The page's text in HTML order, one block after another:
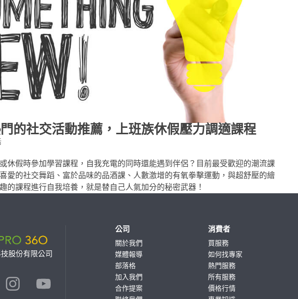
的社交活動推薦，上班族休假壓力調適課程
休假時參加學習課程，自我充電的同時還能遇到伴侶？目前最受歡迎的潮流課
愛的社交舞蹈、富於品味的品酒課、人數激增的有氧拳擊運動，與超舒壓的繪
的課程進行自我培養，就是替自己人氣加分的秘密武器！
股份有限公司
公司
關於我們
媒體報導
部落格
加入我們
合作提案
消費者
買服務
如何找專家
熱門服務
所有服務
價格行情